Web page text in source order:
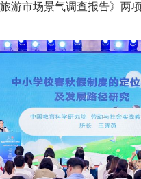
游市场景气调查报告》两